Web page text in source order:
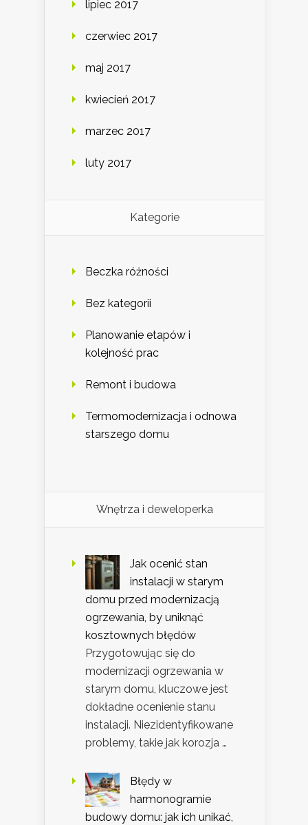
lipiec 2017
czerwiec 2017
maj 2017
kwiecień 2017
marzec 2017
luty 2017
Kategorie
Beczka różności
Bez kategorii
Planowanie etapów i
kolejność prac
Remont i budowa
Termomodernizacja i odnowa
starszego domu
Wnętrza i deweloperka
Jak ocenić stan
instalacji w starym
domu przed modernizacją
ogrzewania, by uniknąć
kosztownych błędów
Przygotowując się do
modernizacji ogrzewania w
starym domu, kluczowe jest
dokładne ocenienie stanu
instalacji. Niezidentyfikowane
problemy, takie jak korozja …
Błędy w
harmonogramie
budowy domu: jak ich unikać,